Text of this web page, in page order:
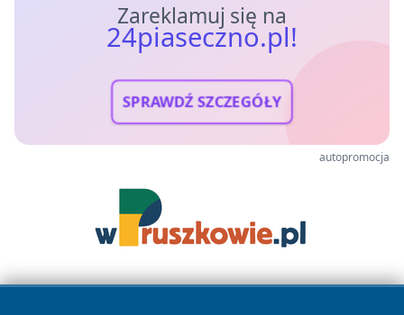
Zareklamuj się na
24piaseczno.pl!
SPRAWDŹ SZCZEGÓŁY
autopromocja